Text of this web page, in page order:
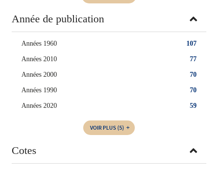
Année de publication
107
Années 1960
77
Années 2010
70
Années 2000
70
Années 1990
59
Années 2020
VOIR PLUS (5)
Cotes